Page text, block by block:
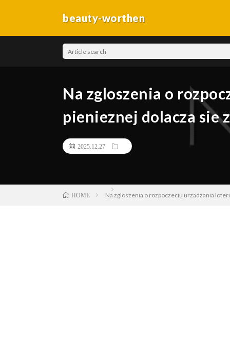
beauty-worthen
Na zgloszenia o
pienieznej dolacza sie
2025.12.27
HOME Na zgloszenia o rozpoczeciu urzadzania